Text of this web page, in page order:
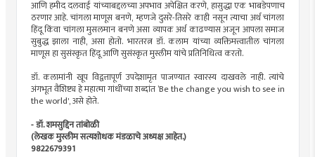
आणि हमीद दलवाई यांच्याबद्दलच्या अपभाव अपेक्षित करणे, हासुद्धा एक भाबडेपणाच
ठरणार आहे. चांगला माणूस बनणे, म्हणजे दुसरे-तिसरे काही नसून त्याचा अर्थ चांगला
हिंदू किंवा चांगला मुसलमान बनणे असा व्यापक अर्थ काढण्यास अजून आपला समाज
सुबुद्ध झाला नाही, असा होतो. भारतरत्न डॉ. कलाम यांच्या व्यक्तिमत्त्वातील चांगला
माणूस हा सुसंस्कृत हिंदू आणि सुसंस्कृत मुस्लीम यांचे प्रतिनिधित्व करतो.
डॉ. कलामांनी खूप विद्वत्तापूर्ण उपदेशामृत पाजण्यात स्वारस्य दाखवले नाही. त्यांचे
अंगभूत वैशिष्ट्य हे महात्मा गांधींच्या शब्दांत ‌’Be the change you wish to see in
the world', असे होते.
- डॉ. शमसुद्दिन तांबोळी
(लेखक मुस्लीम सत्यशोधक मंडळाचे अध्यक्ष आहेत.)
9822679391